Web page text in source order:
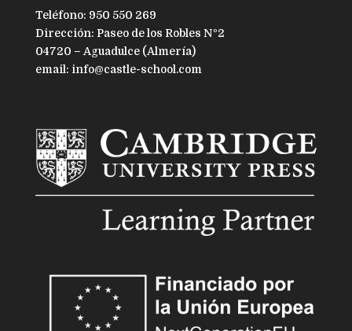
Teléfono: 950 550 269
Dirección: Paseo de los Robles Nº2
04720 – Aguadulce (Almería)
email: info@castle-school.com